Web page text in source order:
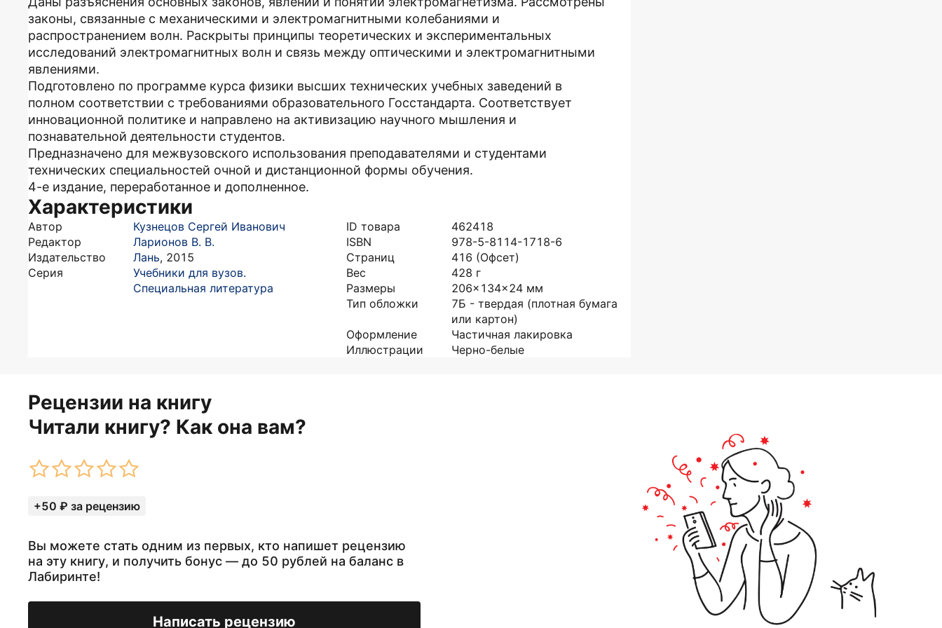
законы, связанные с механическими и электромагнитными колебаниями и
распространением волн. Раскрыты принципы теоретических и экспериментальных
исследований электромагнитных волн и связь между оптическими и электромагнитными
явлениями.
Подготовлено по программе курса физики высших технических учебных заведений в
полном соответствии с требованиями образовательного Госстандарта. Соответствует
инновационной политике и направлено на активизацию научного мышления и
познавательной деятельности студентов.
Предназначено для межвузовского использования преподавателями и студентами
технических специальностей очной и дистанционной формы обучения.
4-е издание, переработанное и дополненное.
Характеристики
Автор
Кузнецов Сергей Иванович
Редактор
Ларионов В. В.
Издательство
Лань, 2015
Серия
Учебники для вузов.
Специальная литература
ID товара
462418
ISBN
978-5-8114-1718-6
Страниц
416 (Офсет)
Вес
428 г
Размеры
206x134x24 мм
Тип обложки
7Б - твердая (плотная бумага
или картон)
Оформление
Частичная лакировка
Иллюстрации
Черно-белые
Рецензии на книгу
Читали книгу? Как она вам?
+50 ₽ за рецензию
Вы можете стать одним из первых, кто напишет рецензию
на эту книгу, и получить бонус — до 50 рублей на баланс в
Лабиринте!
Написать рецензию